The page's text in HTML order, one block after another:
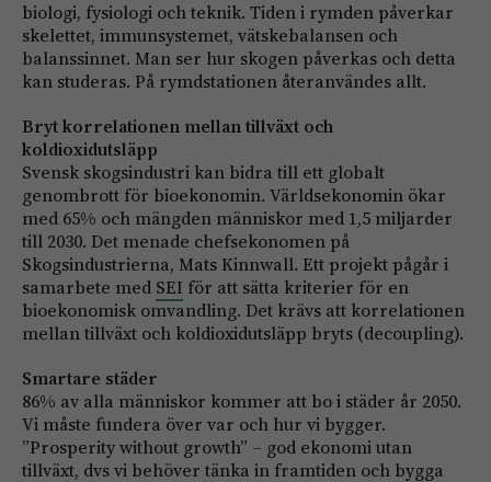
biologi, fysiologi och teknik. Tiden i rymden påverkar
skelettet, immunsystemet, vätskebalansen och
balanssinnet. Man ser hur skogen påverkas och detta
kan studeras. På rymdstationen återanvändes allt.
Bryt korrelationen mellan tillväxt och
koldioxidutsläpp
Svensk skogsindustri kan bidra till ett globalt
genombrott för bioekonomin. Världsekonomin ökar
med 65% och mängden människor med 1,5 miljarder
till 2030. Det menade chefsekonomen på
Skogsindustrierna, Mats Kinnwall. Ett projekt pågår i
samarbete med SEI för att sätta kriterier för en
bioekonomisk omvandling. Det krävs att korrelationen
mellan tillväxt och koldioxidutsläpp bryts (decoupling).
Smartare städer
86% av alla människor kommer att bo i städer år 2050.
Vi måste fundera över var och hur vi bygger.
”Prosperity without growth” – god ekonomi utan
tillväxt, dvs vi behöver tänka in framtiden och bygga